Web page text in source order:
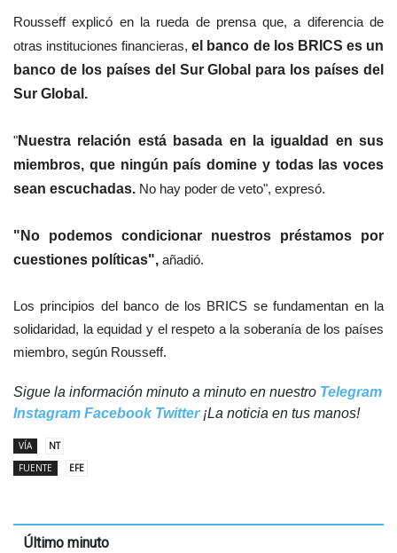
Rousseff explicó en la rueda de prensa que, a diferencia de
otras instituciones financieras,el banco de los BRICS es un
banco de los países del Sur Global para los países del
Sur Global.
"Nuestra relación está basada en la igualdad en sus
miembros, que ningún país domine y todas las voces
sean escuchadas. No hay poder de veto", expresó.
"No podemos condicionar nuestros préstamos por
cuestiones políticas", añadió.
Los principios del banco de los BRICS se fundamentan en la
solidaridad, la equidad y el respeto a la soberanía de los países
miembro, según Rousseff.
Sigue la información minuto a minuto en nuestro Telegram
Instagram Facebook Twitter¡La noticia en tus manos!
VÍA
NT
FUENTE
EFE
Último minuto